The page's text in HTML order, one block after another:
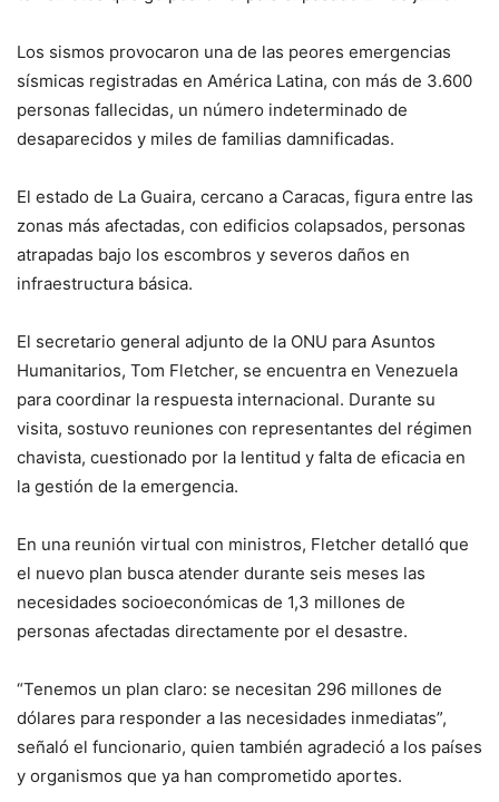
Los sismos provocaron una de las peores emergencias
sísmicas registradas en América Latina, con más de 3.600
personas fallecidas, un número indeterminado de
desaparecidos y miles de familias damnificadas.
El estado de La Guaira, cercano a Caracas, figura entre las
zonas más afectadas, con edificios colapsados, personas
atrapadas bajo los escombros y severos daños en
infraestructura básica.
El secretario general adjunto de la ONU para Asuntos
Humanitarios, Tom Fletcher, se encuentra en Venezuela
para coordinar la respuesta internacional. Durante su
visita, sostuvo reuniones con representantes del régimen
chavista, cuestionado por la lentitud y falta de eficacia en
la gestión de la emergencia.
En una reunión virtual con ministros, Fletcher detalló que
el nuevo plan busca atender durante seis meses las
necesidades socioeconómicas de 1,3 millones de
personas afectadas directamente por el desastre.
“Tenemos un plan claro: se necesitan 296 millones de
dólares para responder a las necesidades inmediatas”,
señaló el funcionario, quien también agradeció a los países
y organismos que ya han comprometido aportes.